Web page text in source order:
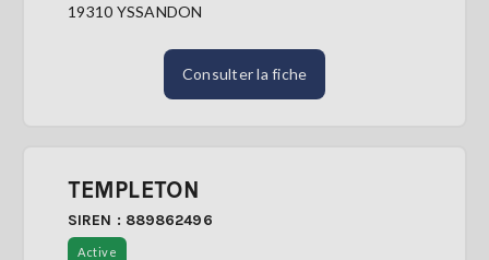
19310 YSSANDON
Consulter la fiche
TEMPLETON
SIREN : 889862496
Active